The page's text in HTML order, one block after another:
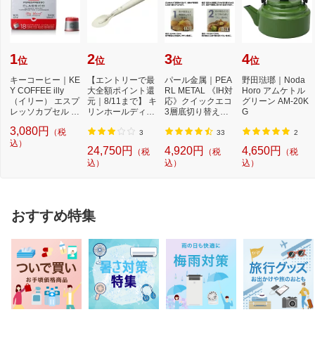
1位
キーコーヒー｜KE
Y COFFEE illy
（イリー） エスプ
レッソカプセル ミ
ト...
3,080円
（税
込）
2位
【エントリーで最
大全額ポイント還
元｜8/11まで】 キ
リンホールディン
3
24,750円
（税
込）
3位
パール金属｜PEA
RL METAL 《IH対
応》クイックエコ
3層底切り替え式
40...
33
4,920円
（税
込）
4位
野田琺瑯｜Noda
Horo アムケトル
グリーン AM-20K
G
2
4,650円
（税
込）
おすすめ特集